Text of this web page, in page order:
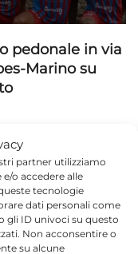
partner utilizziamo
o accedere alle
tecnologie
dati personali come
gli ID univoci su questo
Non acconsentire o
su alcune
pedonale in via
Marino su
in campo a
e 23 stranieri
il sole sulla